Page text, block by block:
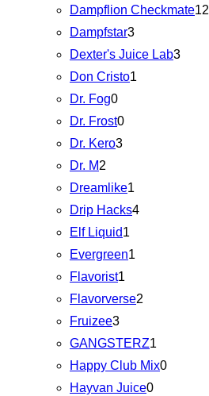
Dampflion Checkmate12
Dampfstar3
Dexter's Juice Lab3
Don Cristo1
Dr. Fog0
Dr. Frost0
Dr. Kero3
Dr. M2
Dreamlike1
Drip Hacks4
Elf Liquid1
Evergreen1
Flavorist1
Flavorverse2
Fruizee3
GANGSTERZ1
Happy Club Mix0
Hayvan Juice0